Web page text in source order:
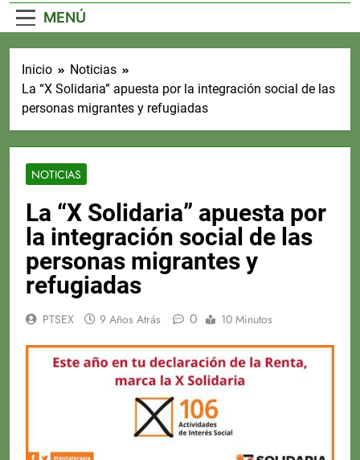
MENÚ
Inicio
Noticias
La “X Solidaria” apuesta por la integración social de las
personas migrantes y refugiadas
NOTICIAS
La “X Solidaria” apuesta por
la integración social de las
personas migrantes y
refugiadas
PTSEX 9 Años Atrás 0 10 Minutos